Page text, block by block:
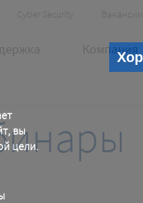
вы
цели.
Header
Meta
Cyber Security
Компания